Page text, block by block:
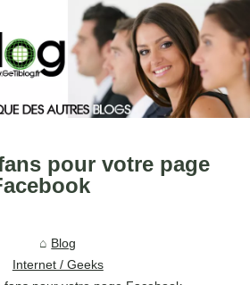
pour votre page
Blog
Internet / Geeks